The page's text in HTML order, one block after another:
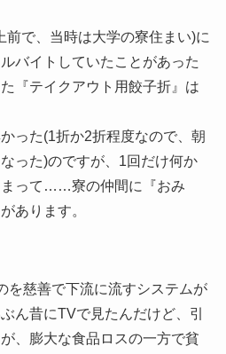
前で、当時は大学の寮住まい)に
バイトしていたことがあった
『テイクアウト用餃子折』は
った(1折か2折程度なので、朝
った)のですが、1回だけ何か
まって……寮の仲間に『おみ
あります。
を慈善で下流に流すシステムが
ん昔にTVで見たんだけど、引
、膨大な食品ロスの一方で貧